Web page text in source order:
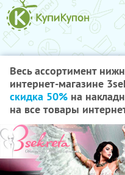
Весь ассортимент
интернет-магазине
скидка 50% на
на все товары